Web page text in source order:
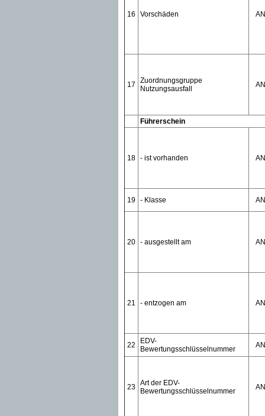
16 Vorschäden AN
17
Zuordnungsgruppe
Nutzungsausfall
AN
Führerschein
18 - ist vorhanden AN
19 - Klasse AN
20 - ausgestellt am AN
21 - entzogen am AN
22
EDV-
Bewertungsschlüsselnummer
AN
23 Art der EDV-
Bewertungsschlüsselnummer
AN